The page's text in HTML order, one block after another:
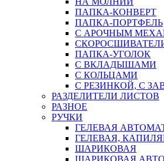
ПАПКА-КОНВЕРТ
ПАПКА-ПОРТФЕЛЬ
С АРОЧНЫМ
ПАПКА-УГОЛОК
С ВКЛАДЫШАМИ
С КОЛЬЦАМИ
С РЕЗИНКОЙ, С
РАЗДЕЛИТЕЛИ ЛИСТОВ
РАЗНОЕ
РУЧКИ
ГЕЛЕВАЯ
ГЕЛЕВАЯ,
ШАРИКОВАЯ